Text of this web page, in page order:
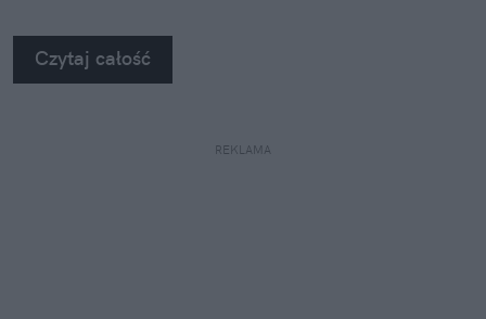
Czytaj całość
REKLAMA